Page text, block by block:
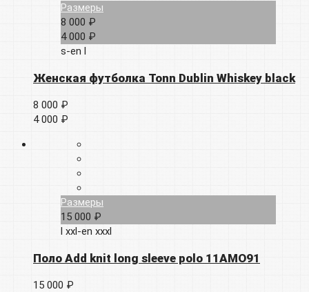
Размеры
8 000 ₽
4 000 ₽
s-en l
Женская футболка Tonn Dublin Whiskey black
8 000 ₽
4 000 ₽
Размеры
15 000 ₽
l xxl-en xxxl
Поло Add knit long sleeve polo 11AMO91
15 000 ₽